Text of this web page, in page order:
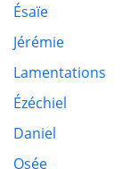
Ésaïe
Jérémie
Lamentations
Ézéchiel
Daniel
Osée